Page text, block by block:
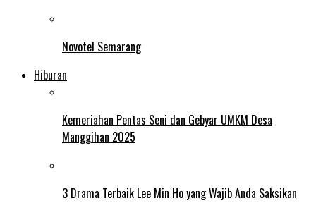
Novotel Semarang
Hiburan
Kemeriahan Pentas Seni dan Gebyar UMKM Desa
Manggihan 2025
3 Drama Terbaik Lee Min Ho yang Wajib Anda Saksikan